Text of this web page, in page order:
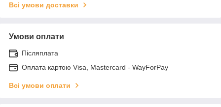
Всі умови доставки
Умови оплати
Післяплата
Оплата картою Visa, Mastercard - WayForPay
Всі умови оплати